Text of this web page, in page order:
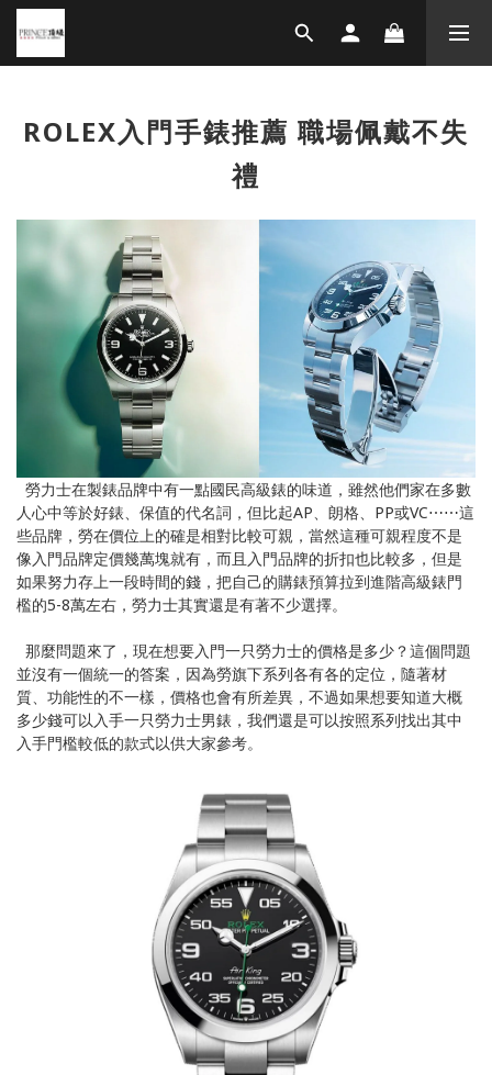
ROLEX入門手錶推薦 職場佩戴不失
禮
勞力士在製錶品牌中有一點國民高級錶的味道，雖然他們家在多數
人心中等於好錶、保值的代名詞，但比起AP、朗格、PP或VC⋯⋯這
些品牌，勞在價位上的確是相對比較可親，當然這種可親程度不是
像入門品牌定價幾萬塊就有，而且入門品牌的折扣也比較多，但是
如果努力存上一段時間的錢，把自己的購錶預算拉到進階高級錶門
檻的5-8萬左右，勞力士其實還是有著不少選擇。
那麼問題來了，現在想要入門一只勞力士的價格是多少？這個問題
並沒有一個統一的答案，因為勞旗下系列各有各的定位，隨著材
質、功能性的不一樣，價格也會有所差異，不過如果想要知道大概
多少錢可以入手一只勞力士男錶，我們還是可以按照系列找出其中
入手門檻較低的款式以供大家參考。